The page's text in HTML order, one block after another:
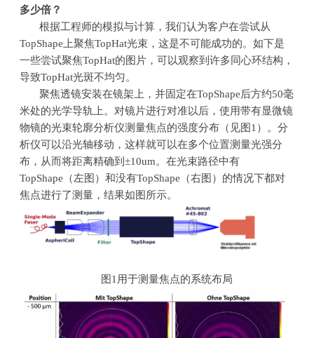
多少倍？
根据工程师的模拟与计算，我们认为客户在尝试从
TopShape 上聚焦TopHat光束，这是不可能成功的。如下是
一些尝试聚焦TopHat的图片，可以观察到许多同心环结构，
导致TopHat光斑不均匀。
聚焦透镜安装在镜架上，并固定在TopShape后方约50毫
米处的光学导轨上。对镜片进行对准以后，使用带有显微镜
物镜的光束轮廓分析仪测量焦点的强度分布（见图 1 ）。分
析仪可以沿光轴移动，这样就可以在多个位置测量光强分
布，从而将距离精确到±10um。在光束路径中有
TopShape （左图）和没有TopShape （右图）的情况下都对
焦点进行了测量，结果如图所示。
图 1 用于测量焦点的系统布局